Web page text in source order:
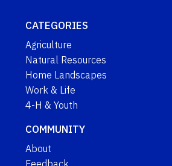
CATEGORIES
Agriculture
Natural Resources
Home Landscapes
Work & Life
4-H & Youth
COMMUNITY
About
Feedback